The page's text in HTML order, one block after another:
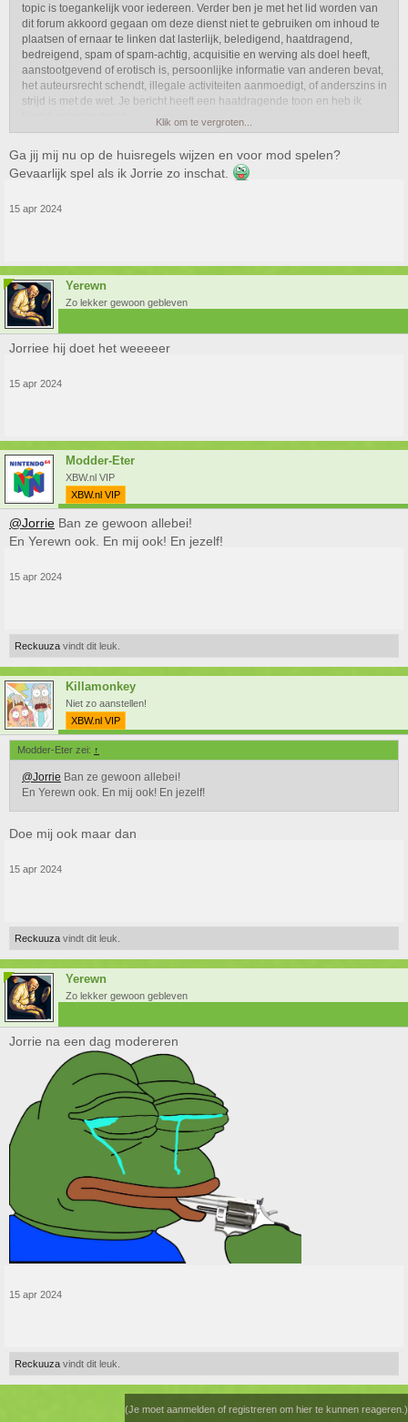
topic is toegankelijk voor iedereen. Verder ben je met het lid worden van
dit forum akkoord gegaan om deze dienst niet te gebruiken om inhoud te
plaatsen of ernaar te linken dat lasterlijk, beledigend, haatdragend,
bedreigend, spam of spam-achtig, acquisitie en werving als doel heeft,
aanstootgevend of erotisch is, persoonlijke informatie van anderen bevat,
het auteursrecht schendt, illegale activiteiten aanmoedigt, of anderszins in
strijd is met de wet. Je bericht heeft een haatdragende toon en heb ik
Klik om te vergroten...
Ga jij mij nu op de huisregels wijzen en voor mod spelen?
Gevaarlijk spel als ik Jorrie zo inschat.
15 apr 2024
Yerewn
Zo lekker gewoon gebleven
Jorriee hij doet het weeeeer
15 apr 2024
Modder-Eter
XBW.nl VIP
XBW.nl VIP
@Jorrie Ban ze gewoon allebei!
En Yerewn ook. En mij ook! En jezelf!
15 apr 2024
Reckuuza vindt dit leuk.
Killamonkey
Niet zo aanstellen!
XBW.nl VIP
Modder-Eter zei: ↑
@Jorrie Ban ze gewoon allebei!
En Yerewn ook. En mij ook! En jezelf!
Doe mij ook maar dan
15 apr 2024
Reckuuza vindt dit leuk.
Yerewn
Zo lekker gewoon gebleven
Jorrie na een dag modereren
15 apr 2024
Reckuuza vindt dit leuk.
(Je moet aanmelden of registreren om hier te kunnen reageren.)